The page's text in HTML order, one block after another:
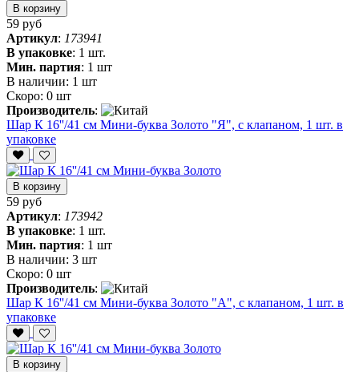
В корзину
59 руб
Артикул: 173941
В упаковке: 1 шт.
Мин. партия: 1 шт
В наличии: 1 шт
Скоро: 0 шт
Производитель:
Шар К 16''/41 см Мини-буква Золото "Я", с клапаном, 1 шт. в
упаковке
В корзину
59 руб
Артикул: 173942
В упаковке: 1 шт.
Мин. партия: 1 шт
В наличии: 3 шт
Скоро: 0 шт
Производитель:
Шар К 16''/41 см Мини-буква Золото "А", с клапаном, 1 шт. в
упаковке
В корзину